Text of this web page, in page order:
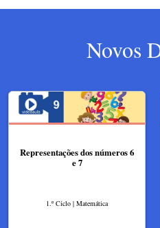
Novos
Representações dos números 6
e 7
1.º Ciclo | Matemática